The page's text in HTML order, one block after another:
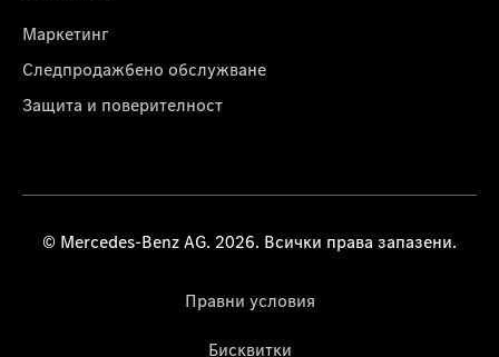
Маркетинг
Следпродажбено обслужване
Защита и поверителност
© Mercedes-Benz AG. 2026. Всички права запазени.
Правни условия
Бисквитки